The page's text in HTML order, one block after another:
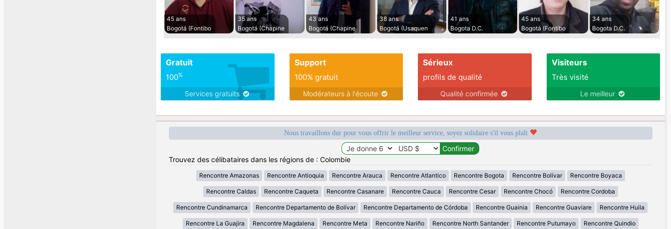
45 ans
Bogotá (Fontibo
35 ans
Bogotá (Chapine
43 ans
Bogotá (Chapine
38 ans
Bogotá (Usaquen
41 ans
Bogota D.C.
45 ans
Bogotá (Fontibo
34 ans
Bogota D.C.
Gratuit
100%
Services gratuits
Support
100% gratuit
Modérateurs à l'écoute
Sérieux
profils de qualité
Qualité confirmée
Visiteurs
Très visité
Le meilleur
Nous travaillons dur pour vous offrir le meilleur service, soyez solidaire s'il vous plaît
Trouvez des célibataires dans les régions de : Colombie
Rencontre Amazonas Rencontre Antioquia Rencontre Arauca Rencontre Atlantico Rencontre Bogota Rencontre Bolívar Rencontre Boyaca
Rencontre Caldas Rencontre Caqueta Rencontre Casanare Rencontre Cauca Rencontre Cesar Rencontre Chocó Rencontre Cordoba
Rencontre Cundinamarca Rencontre Departamento de Bolívar Rencontre Departamento de Córdoba Rencontre Guainia Rencontre Guaviare Rencontre Huila
Rencontre La Guajira Rencontre Magdalena Rencontre Meta Rencontre Nariño Rencontre North Santander Rencontre Putumayo Rencontre Quindio